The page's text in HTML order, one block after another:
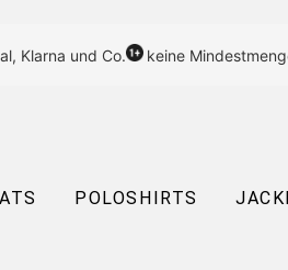
Klarna und Co. keine
POLOSHIRTS